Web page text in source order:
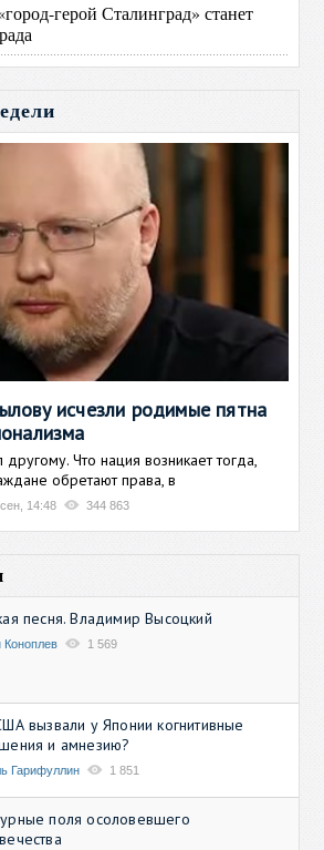
герой Сталинград» станет
исчезли родимые пятна
Что нация возникает тогда,
обретают права, в
14:48 344 863
песня. Владимир Высоцкий
Коноплев 1 569
вызвали у Японии когнитивные
и амнезию?
Гарифуллин 1 851
поля осоловевшего